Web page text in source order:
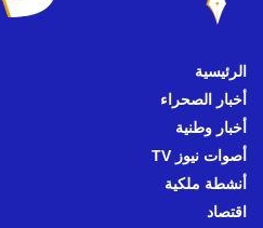
الرئيسية
أخبار الصحراء
أخبار وطنية
أصوات نيوز TV
أنشطة ملكية
اقتصاد